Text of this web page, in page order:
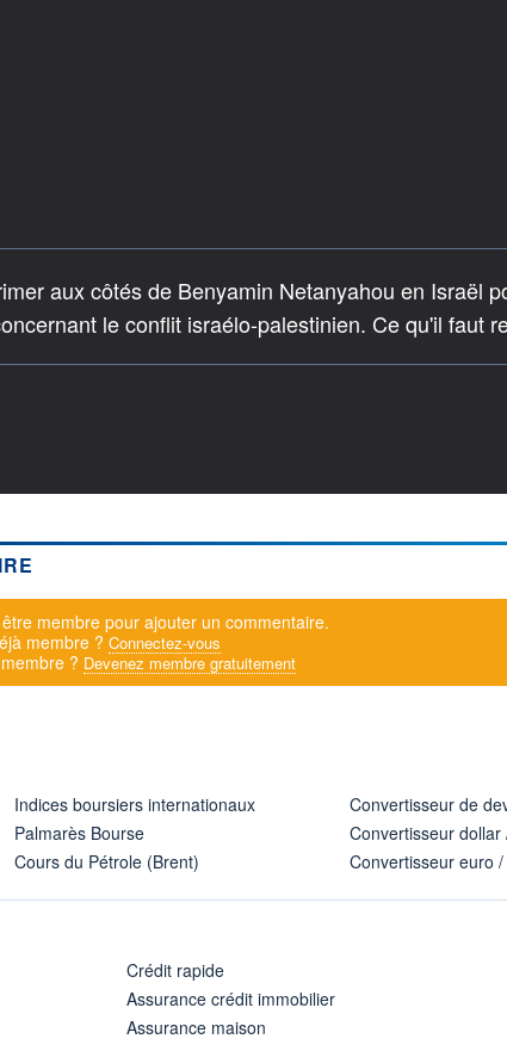
aux côtés de Benyamin Netanyahou en Israël
le conflit israélo-palestinien. Ce qu'il faut
membre pour ajouter un commentaire.
membre ? Connectez-vous
? Devenez membre gratuitement
Indices boursiers internationaux
Palmarès Bourse
Cours du Pétrole (Brent)
Convertisseur de
Convertisseur dollar
Convertisseur euro
Crédit rapide
Assurance crédit immobilier
Assurance maison